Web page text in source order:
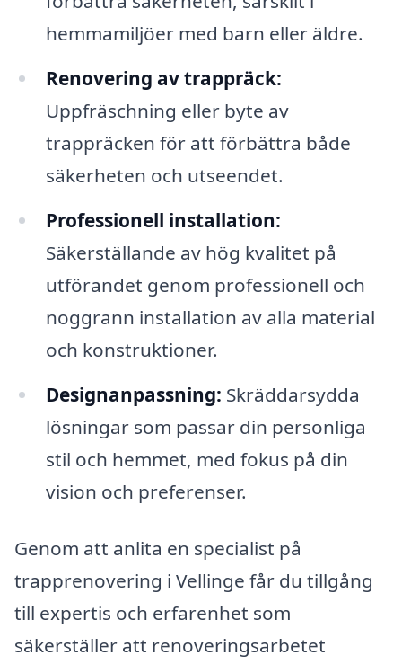
hemmamiljöer med barn eller äldre.
Renovering av trappräck:
Uppfräschning eller byte av
trappräcken för att förbättra både
säkerheten och utseendet.
Professionell installation:
Säkerställande av hög kvalitet på
utförandet genom professionell och
noggrann installation av alla material
och konstruktioner.
Designanpassning: Skräddarsydda
lösningar som passar din personliga
stil och hemmet, med fokus på din
vision och preferenser.
Genom att anlita en specialist på
trapprenovering i Vellinge får du tillgång
till expertis och erfarenhet som
säkerställer att renoveringsarbetet